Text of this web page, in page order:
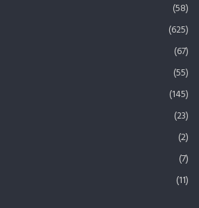
(58)
(625)
(67)
(55)
(145)
(23)
(2)
(7)
(11)